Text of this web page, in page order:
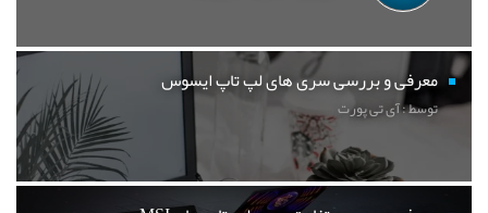
معرفی و بررسی سری های لپ تاپ ایسوس
توسط : آی تی پورت